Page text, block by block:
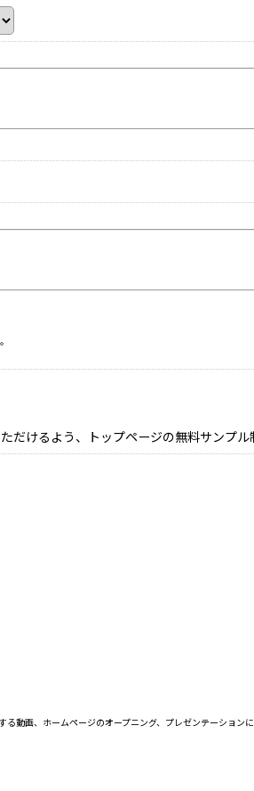
けるよう、トップページの無料サンプル
動画、ホームページのオープニング、プレゼンテーショ